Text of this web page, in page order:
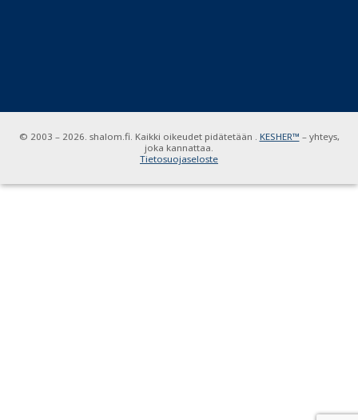
© 2003 – 2026. shalom.fi. Kaikki oikeudet pidätetään . KESHER™ – yhteys,
joka kannattaa.
Tietosuojaseloste